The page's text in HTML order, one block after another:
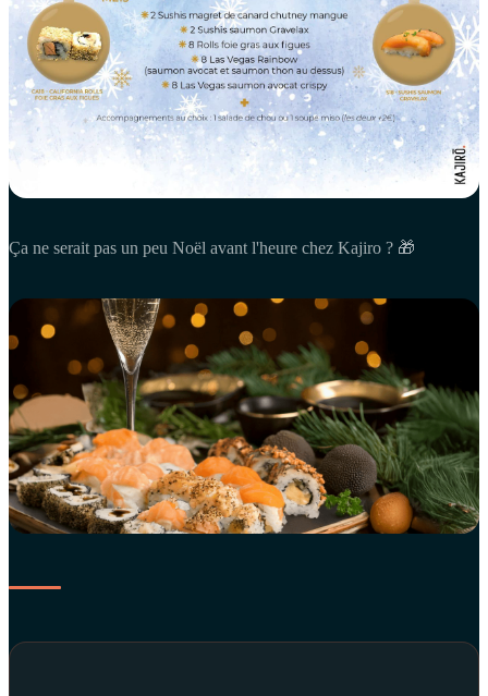
Ça ne serait pas un peu Noël avant l'heure chez Kajiro ? 🎁